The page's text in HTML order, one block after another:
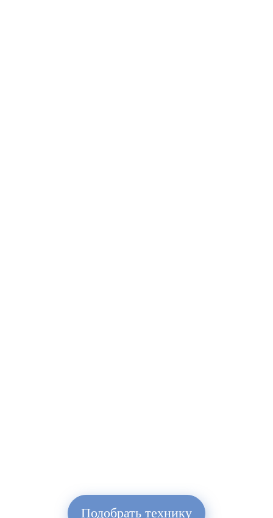
Подобрать технику